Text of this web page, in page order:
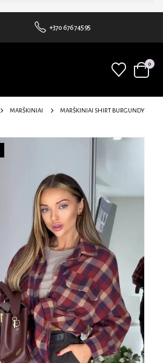
+370 676 74595
0
MARŠKINIAI MARŠKINIAI SHIRT BURGUNDY